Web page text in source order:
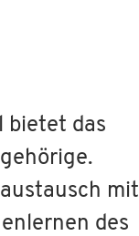
bietet das
mit
des